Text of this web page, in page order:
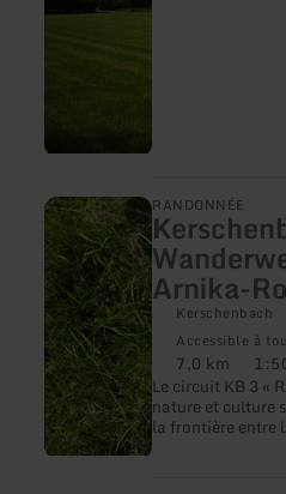
RANDONNÉE
Arnika-
Kerschenbach
Accessible à
Distance
:
7,0 km Durée
:
Le circuit KB 3 «
nature et culture
la frontière entre
en
savoir
plus
sur
Kerschenbach
Wanderweg
KB
3
-
Arnika-
Route